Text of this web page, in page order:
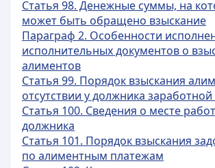
Статья 98. Денежные суммы, на
может быть обращено взыскание
Параграф 2. Особенности
исполнительных документов о
алиментов
Статья 99. Порядок взыскания
отсутствии у должника
Статья 100. Сведения о месте
должника
Статья 101. Порядок взыскания
по алиментным платежам